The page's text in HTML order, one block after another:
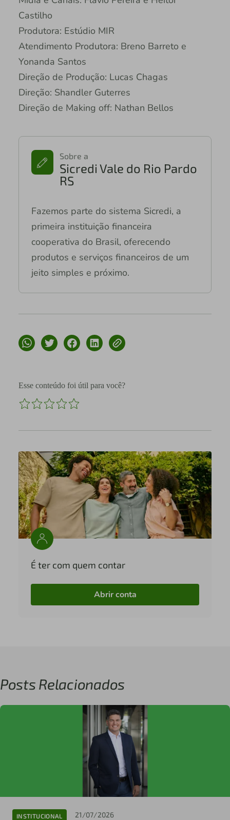
Castilho
Produtora: Estúdio MIR
Atendimento Produtora: Breno Barreto e
Yonanda Santos
Direção de Produção: Lucas Chagas
Direção: Shandler Guterres
Direção de Making off: Nathan Bellos
Sobre a
Sicredi Vale do Rio Pardo
RS
Fazemos parte do sistema Sicredi, a
primeira instituição financeira
cooperativa do Brasil, oferecendo
produtos e serviços financeiros de um
jeito simples e próximo.
Esse conteúdo foi útil para você?
É ter com quem contar
Abrir conta
Posts Relacionados
INSTITUCIONAL 21/07/2026